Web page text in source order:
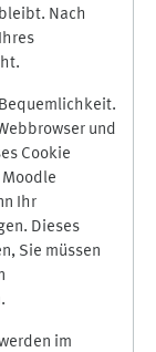
Nach
und
Cookie
Ihr
Dieses
Sie müssen
im